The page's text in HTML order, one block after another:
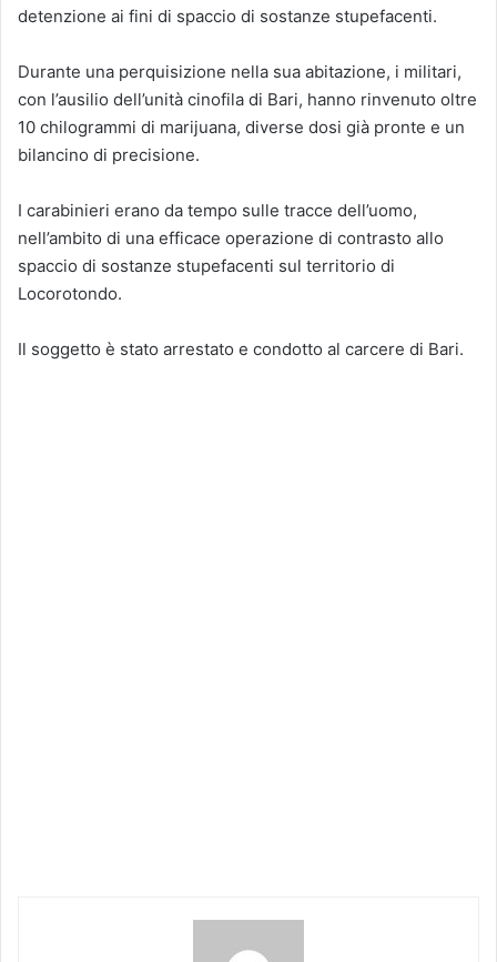
detenzione ai fini di spaccio di sostanze stupefacenti.
Durante una perquisizione nella sua abitazione, i militari,
con l’ausilio dell’unità cinofila di Bari, hanno rinvenuto oltre
10 chilogrammi di marijuana, diverse dosi già pronte e un
bilancino di precisione.
I carabinieri erano da tempo sulle tracce dell’uomo,
nell’ambito di una efficace operazione di contrasto allo
spaccio di sostanze stupefacenti sul territorio di
Locorotondo.
Il soggetto è stato arrestato e condotto al carcere di Bari.